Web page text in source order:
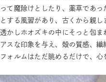
って魔除けとしたり、薬草であ
とする風習があり、古くから親し
透かしホオズキの中にそっと包ま
アスな印象を与え、殻の質感、
フォルムはただ眺めるだけで、心